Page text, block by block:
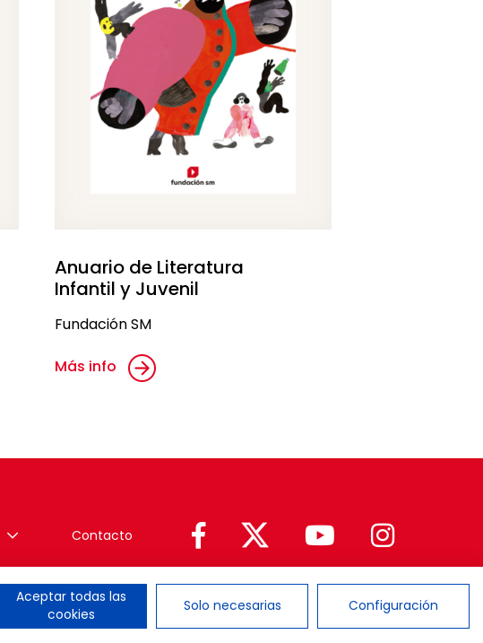
Anuario de Literatura
Infantil y Juvenil
Fundación SM
Más info
Contacto
Newsletter
Aceptar todas las
cookies
Solo necesarias Configuración